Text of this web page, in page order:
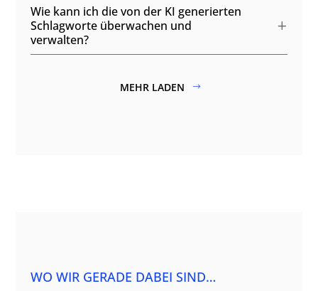
Wie kann ich die von der KI generierten
Schlagworte überwachen und
verwalten?
MEHR LADEN
WO WIR GERADE DABEI SIND…